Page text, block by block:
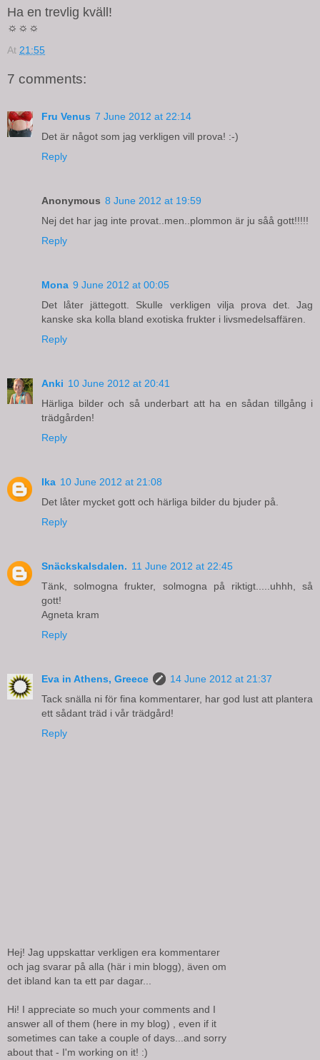
Ha en trevlig kväll!
☼☼☼
At 21:55
7 comments:
Fru Venus 7 June 2012 at 22:14
Det är något som jag verkligen vill prova! :-)
Reply
Anonymous 8 June 2012 at 19:59
Nej det har jag inte provat..men..plommon är ju såå gott!!!!!
Reply
Mona 9 June 2012 at 00:05
Det låter jättegott. Skulle verkligen vilja prova det. Jag
kanske ska kolla bland exotiska frukter i livsmedelsaffären.
Reply
Anki 10 June 2012 at 20:41
Härliga bilder och så underbart att ha en sådan tillgång i
trädgården!
Reply
Ika 10 June 2012 at 21:08
Det låter mycket gott och härliga bilder du bjuder på.
Reply
Snäckskalsdalen. 11 June 2012 at 22:45
Tänk, solmogna frukter, solmogna på riktigt.....uhhh, så
gott!
Agneta kram
Reply
Eva in Athens, Greece
14 June 2012 at 21:37
Tack snälla ni för fina kommentarer, har god lust att plantera
ett sådant träd i vår trädgård!
Reply
Hej! Jag uppskattar verkligen era kommentarer
och jag svarar på alla (här i min blogg), även om
det ibland kan ta ett par dagar...
Hi! I appreciate so much your comments and I
answer all of them (here in my blog) , even if it
sometimes can take a couple of days...and sorry
about that - I'm working on it! :)